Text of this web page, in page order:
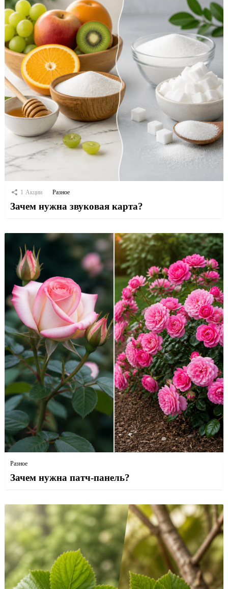
1 Акции Разное
Зачем нужна звуковая карта?
Разное
Зачем нужна патч-панель?